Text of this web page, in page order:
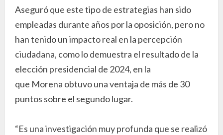
Aseguró que este tipo de estrategias han sido
empleadas durante años por la oposición, pero no
han tenido un impacto real en la percepción
ciudadana, como lo demuestra el resultado de la
elección presidencial de 2024, en la
que Morena obtuvo una ventaja de más de 30
puntos sobre el segundo lugar.
“Es una investigación muy profunda que se realizó